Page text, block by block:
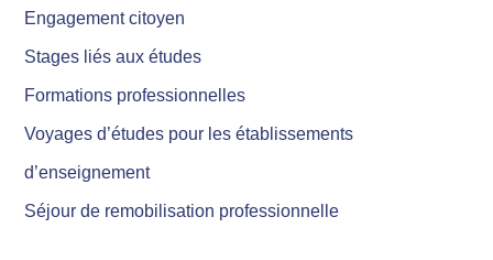
Engagement citoyen
Stages liés aux études
Formations professionnelles
Voyages d’études pour les établissements
d’enseignement
Séjour de remobilisation professionnelle